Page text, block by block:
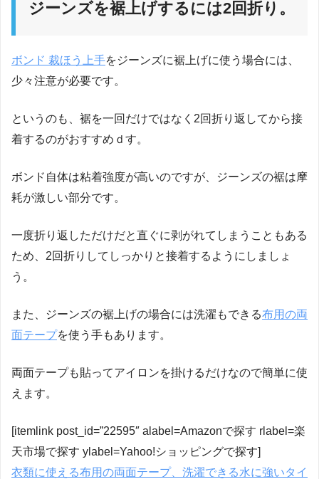
ジーンズを裾上げするには2回折り。
ボンド 裁ほう上手をジーンズに裾上げに使う場合には、
少々注意が必要です。
というのも、裾を一回だけではなく2回折り返してから接
着するのがおすすめｄす。
ボンド自体は粘着強度が高いのですが、ジーンズの裾は摩
耗が激しい部分です。
一度折り返しただけだと直ぐに剥がれてしまうこともある
ため、2回折りしてしっかりと接着するようにしましょ
う。
また、ジーンズの裾上げの場合には洗濯もできる布用の両
面テープを使う手もあります。
両面テープも貼ってアイロンを掛けるだけなので簡単に使
えます。
[itemlink post_id=”22595″ alabel=Amazonで探す rlabel=楽
天市場で探す ylabel=Yahoo!ショッピングで探す]
衣類に使える布用の両面テープ、洗濯できる水に強いタイ